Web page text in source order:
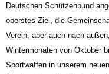
Deutschen Schützenbund
oberstes Ziel, die
Verein, aber auch nach
Wintermonaten von Oktober
Sportwaffen in unserem